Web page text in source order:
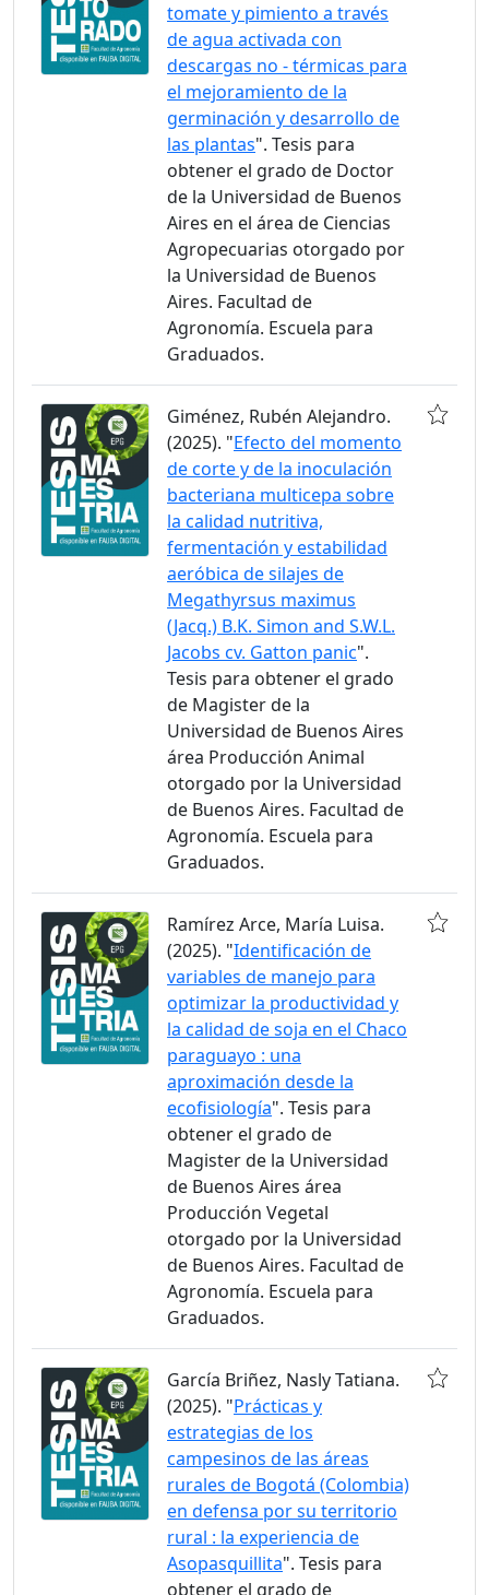
tomate y pimiento a través
de agua activada con
descargas no - térmicas para
el mejoramiento de la
germinación y desarrollo de
las plantas". Tesis para
obtener el grado de Doctor
de la Universidad de Buenos
Aires en el área de Ciencias
Agropecuarias otorgado por
la Universidad de Buenos
Aires. Facultad de
Agronomía. Escuela para
Graduados.
Giménez, Rubén Alejandro.
(2025). "Efecto del momento
de corte y de la inoculación
bacteriana multicepa sobre
la calidad nutritiva,
fermentación y estabilidad
aeróbica de silajes de
Megathyrsus maximus
(Jacq.) B.K. Simon and S.W.L.
Jacobs cv. Gatton panic".
Tesis para obtener el grado
de Magister de la
Universidad de Buenos Aires
área Producción Animal
otorgado por la Universidad
de Buenos Aires. Facultad de
Agronomía. Escuela para
Graduados.
Ramírez Arce, María Luisa.
(2025). "Identificación de
variables de manejo para
optimizar la productividad y
la calidad de soja en el Chaco
paraguayo : una
aproximación desde la
ecofisiología". Tesis para
obtener el grado de
Magister de la Universidad
de Buenos Aires área
Producción Vegetal
otorgado por la Universidad
de Buenos Aires. Facultad de
Agronomía. Escuela para
Graduados.
García Briñez, Nasly Tatiana.
(2025). "Prácticas y
estrategias de los
campesinos de las áreas
rurales de Bogotá (Colombia)
en defensa por su territorio
rural : la experiencia de
Asopasquillita". Tesis para
obtener el grado de